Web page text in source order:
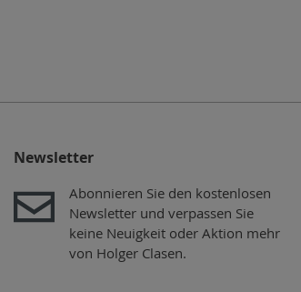
Newsletter
Abonnieren Sie den kostenlosen
Newsletter und verpassen Sie
keine Neuigkeit oder Aktion mehr
von Holger Clasen.